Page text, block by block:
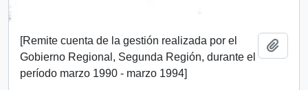
[Remite cuenta de la gestión realizada por el
Gobierno Regional, Segunda Región, durante el
período marzo 1990 - marzo 1994]